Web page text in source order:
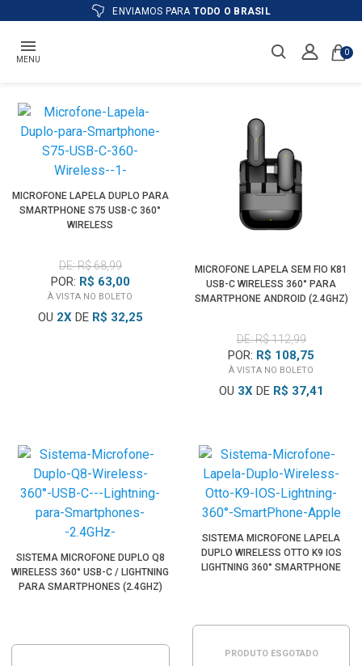
ENVIAMOS PARATODO O BRASIL
MENU
0
MICROFONE LAPELA DUPLO PARA
SMARTPHONE S75 USB-C 360°
WIRELESS
DE: R$ 68,99
POR: R$ 63,00
À VISTA NO BOLETO
OU 2XDE R$ 32,25
MICROFONE LAPELA SEM FIO K81
USB-C WIRELESS 360° PARA
SMARTPHONE ANDROID (2.4GHZ)
DE: R$ 112,99
POR: R$ 108,75
À VISTA NO BOLETO
OU 3XDE R$ 37,41
SISTEMA MICROFONE DUPLO Q8
WIRELESS 360° USB-C / LIGHTNING
PARA SMARTPHONES (2.4GHZ)
SISTEMA MICROFONE LAPELA
DUPLO WIRELESS OTTO K9 IOS
LIGHTNING 360° SMARTPHONE
PRODUTO ESGOTADO